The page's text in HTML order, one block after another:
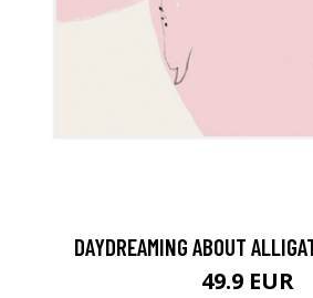
DAYDREAMING ABOUT
49.9 EUR